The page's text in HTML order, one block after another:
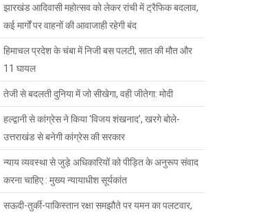
झारखंड आदिवासी महोत्सव को लेकर रांची में ट्रैफिक बदलाव,
कई मार्गों पर वाहनों की आवाजाही रहेगी बंद
हिमाचल प्रदेश के चंबा में निजी बस पलटी, सात की मौत और
11 घायल
तेजी से बदलती दुनिया में जो सीखेगा, वही जीतेगा: मोदी
हल्द्वानी से कांग्रेस ने किया ‘विजय शंखनाद’, खरगे बोले-
उत्तराखंड से बनेगी कांग्रेस की सरकार
न्याय व्यवस्था से जुड़े अधिकारियों को पीड़ित के अनुरूप संवाद
करना चाहिए : मुख्य न्यायाधीश सूर्यकांत
सऊदी-तुर्की-पाकिस्तान रक्षा समझौते पर यमन का पलटवार,